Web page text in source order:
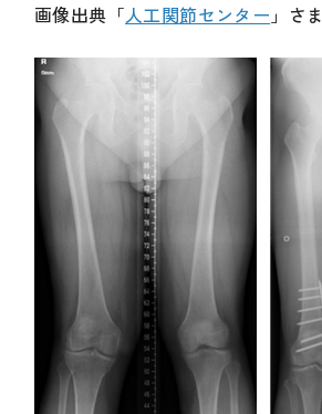
画像出典「人工関節センター 」さま